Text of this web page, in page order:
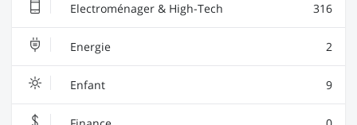
Electroménager & High-Tech 316
Energie 2
Enfant 9